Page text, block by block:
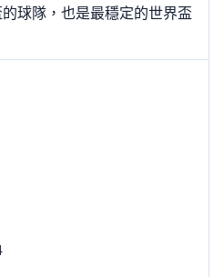
球隊，也是最穩定的世界盃